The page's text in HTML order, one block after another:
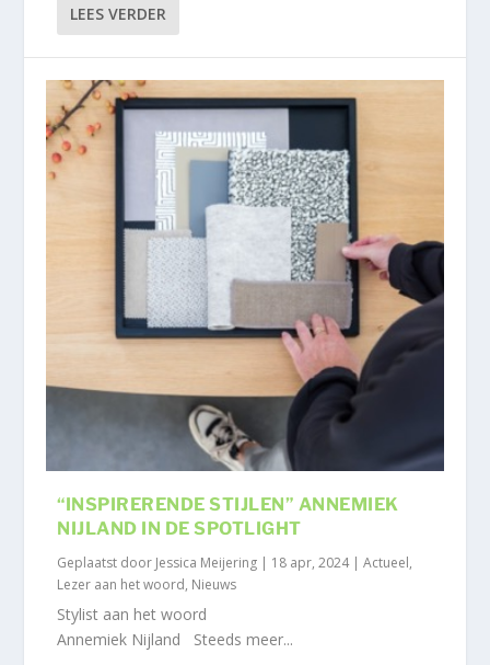
LEES VERDER
“INSPIRERENDE STIJLEN” ANNEMIEK
NIJLAND IN DE SPOTLIGHT
Geplaatst door Jessica Meijering | 18 apr, 2024|Actueel,
Lezer aan het woord, Nieuws
Stylist aan het woord
Annemiek Nijland Steeds meer...